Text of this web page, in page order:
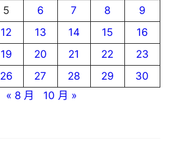
5 6 7 8
9
12 13 14 15
16
19 20 21 22
23
26 27 28 29
30
« 8 月
10 月 »